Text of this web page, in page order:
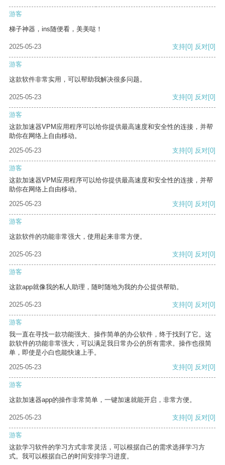
游客
梯子神器，ins随便看，美美哒！
2025-05-23 支持[0] 反对[0]
游客
这款软件非常实用，可以帮助我解决很多问题。
2025-05-23 支持[0] 反对[0]
游客
这款加速器VPM应用程序可以给你提供最高速度和安全性的连接，并帮
助你在网络上自由移动。
2025-05-23
支持[0] 反对[0]
游客
这款加速器VPM应用程序可以给你提供最高速度和安全性的连接，并帮
助你在网络上自由移动。
2025-05-23
支持[0] 反对[0]
游客
这款软件的功能非常强大，使用起来非常方便。
2025-05-23 支持[0] 反对[0]
游客
这款app就像我的私人助理，随时随地为我的办公提供帮助。
2025-05-23 支持[0] 反对[0]
游客
我一直在寻找一款功能强大、操作简单的办公软件，终于找到了它。这
款软件的功能非常强大，可以满足我日常办公的所有需求。操作也很简
单，即使是小白也能快速上手。
2025-05-23
支持[0] 反对[0]
游客
这款加速器app的操作非常简单，一键加速就能开启，非常方便。
2025-05-23 支持[0] 反对[0]
游客
这款学习软件的学习方式非常灵活，可以根据自己的需求选择学习方
式。我可以根据自己的时间安排学习进度。